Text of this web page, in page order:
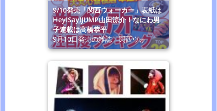
9/10発売「関西ウォーカー」表紙は
Hey!Say!JUMP山田涼介！なにわ男
子連載は高橋恭平
9月10日発売の雑誌「関西ウォ